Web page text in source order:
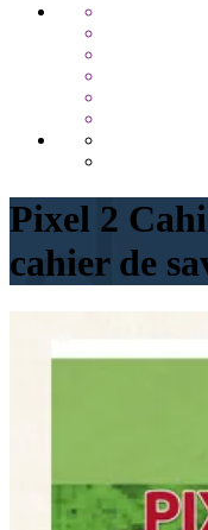
Pixel 2
cahier de